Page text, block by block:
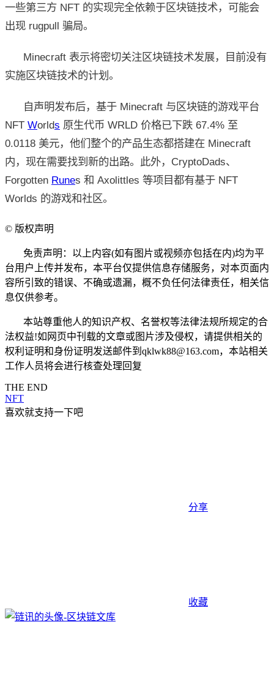
一些第三方 NFT 的实现完全依赖于区块链技术，可能会
出现 rugpull 骗局。
Minecraft 表示将密切关注区块链技术发展，目前没有
实施区块链技术的计划。
自声明发布后，基于 Minecraft 与区块链的游戏平台
NFT Worlds 原生代币 WRLD 价格已下跌 67.4% 至
0.0118 美元，他们整个的产品生态都搭建在 Minecraft
内，现在需要找到新的出路。此外，CryptoDads、
Forgotten Runes 和 Axolittles 等项目都有基于 NFT
Worlds 的游戏和社区。
© 版权声明
免责声明：以上内容(如有图片或视频亦包括在内)均为平
台用户上传并发布，本平台仅提供信息存储服务，对本页面内
容所引致的错误、不确或遗漏，概不负任何法律责任，相关信
息仅供参考。
本站尊重他人的知识产权、名誉权等法律法规所规定的合
法权益!如网页中刊载的文章或图片涉及侵权，请提供相关的
权利证明和身份证明发送邮件到qklwk88@163.com，本站相关
工作人员将会进行核查处理回复
THE END
NFT
喜欢就支持一下吧
分享
收藏